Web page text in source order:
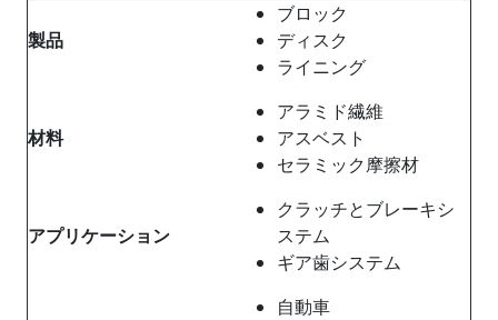
製品
ブロック
ディスク
ライニング
材料
アラミド繊維
アスベスト
セラミック摩擦材
アプリケーション
クラッチとブレーキシ
ステム
ギア歯システム
自動車